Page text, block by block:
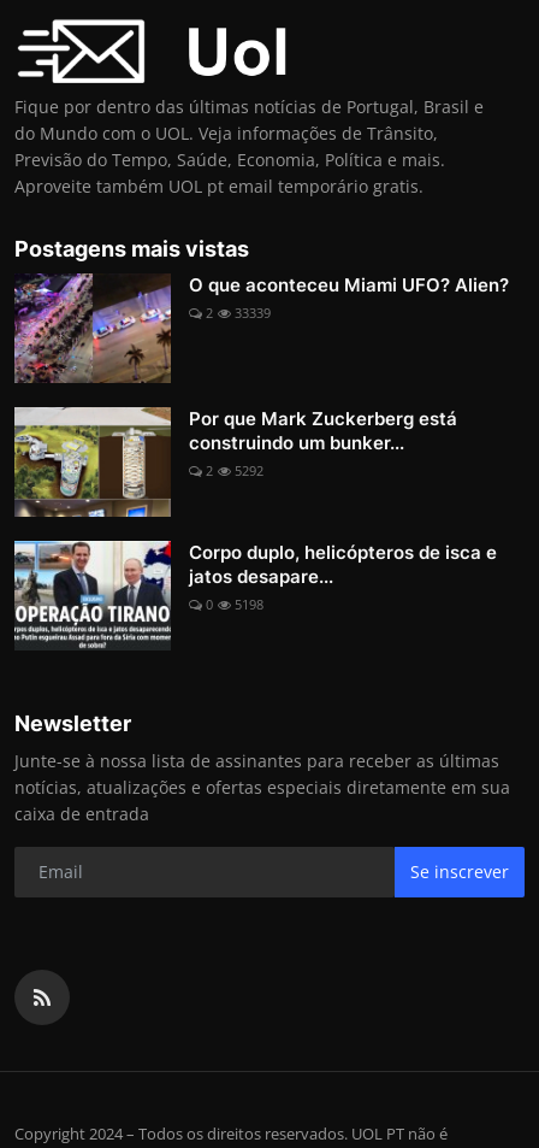
Fique por dentro das últimas notícias de Portugal, Brasil e
do Mundo com o UOL. Veja informações de Trânsito,
Previsão do Tempo, Saúde, Economia, Política e mais.
Aproveite também UOL pt email temporário gratis.
Postagens mais vistas
O que aconteceu Miami UFO? Alien?
2 33339
Por que Mark Zuckerberg está
construindo um bunker...
2 5292
Corpo duplo, helicópteros de isca e
jatos desapare...
0 5198
Newsletter
Junte-se à nossa lista de assinantes para receber as últimas
notícias, atualizações e ofertas especiais diretamente em sua
caixa de entrada
Se inscrever
Copyright 2024 – Todos os direitos reservados. UOL PT não é